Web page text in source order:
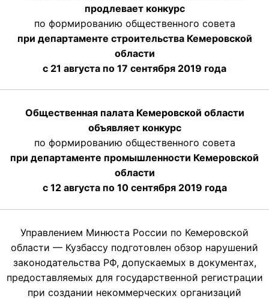
продлевает конкурс
по формированию общественного совета
при департаменте строительства Кемеровской
области
с 21 августа по 17 сентября 2019 года
Общественная палата Кемеровской области
объявляет конкурс
по формированию общественного совета
при департаменте промышленности Кемеровской
области
с 12 августа по 10 сентября 2019 года
Управлением Минюста России по Кемеровской
области — Кузбассу подготовлен обзор нарушений
законодательства РФ, допускаемых в документах,
предоставляемых для государственной регистрации
при создании некоммерческих организаций